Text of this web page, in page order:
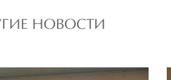
НОВОСТИ